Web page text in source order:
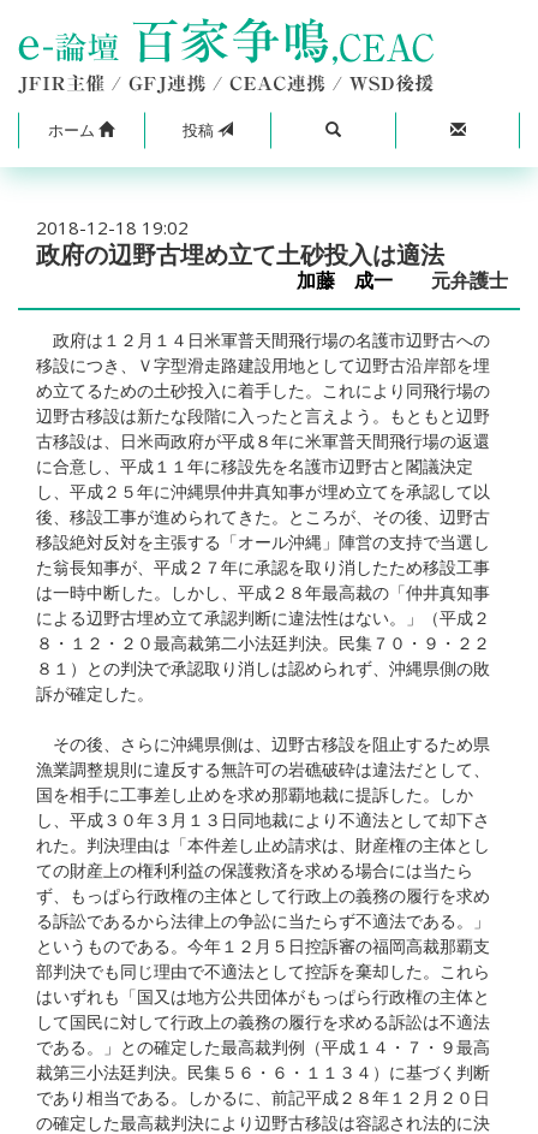
ホーム 投稿
2018-12-18 19:02
政府の辺野古埋め立て土砂投入は適法
加藤 成一 元弁護士
政府は１２月１４日米軍普天間飛行場の名護市辺野古への
移設につき、Ｖ字型滑走路建設用地として辺野古沿岸部を埋
め立てるための土砂投入に着手した。これにより同飛行場の
辺野古移設は新たな段階に入ったと言えよう。もともと辺野
古移設は、日米両政府が平成８年に米軍普天間飛行場の返還
に合意し、平成１１年に移設先を名護市辺野古と閣議決定
し、平成２５年に沖縄県仲井真知事が埋め立てを承認して以
後、移設工事が進められてきた。ところが、その後、辺野古
移設絶対反対を主張する「オール沖縄」陣営の支持で当選し
た翁長知事が、平成２７年に承認を取り消したため移設工事
は一時中断した。しかし、平成２８年最高裁の「仲井真知事
による辺野古埋め立て承認判断に違法性はない。」（平成２
８・１２・２０最高裁第二小法廷判決。民集７０・９・２２
８１）との判決で承認取り消しは認められず、沖縄県側の敗
訴が確定した。
その後、さらに沖縄県側は、辺野古移設を阻止するため県
漁業調整規則に違反する無許可の岩礁破砕は違法だとして、
国を相手に工事差し止めを求め那覇地裁に提訴した。しか
し、平成３０年３月１３日同地裁により不適法として却下さ
れた。判決理由は「本件差し止め請求は、財産権の主体とし
ての財産上の権利利益の保護救済を求める場合には当たら
ず、もっぱら行政権の主体として行政上の義務の履行を求め
る訴訟であるから法律上の争訟に当たらず不適法である。」
というものである。今年１２月５日控訴審の福岡高裁那覇支
部判決でも同じ理由で不適法として控訴を棄却した。これら
はいずれも「国又は地方公共団体がもっぱら行政権の主体と
して国民に対して行政上の義務の履行を求める訴訟は不適法
である。」との確定した最高裁判例（平成１４・７・９最高
裁第三小法廷判決。民集５６・６・１１３４）に基づく判断
であり相当である。しかるに、前記平成２８年１２月２０日
の確定した最高裁判決により辺野古移設は容認され法的に決